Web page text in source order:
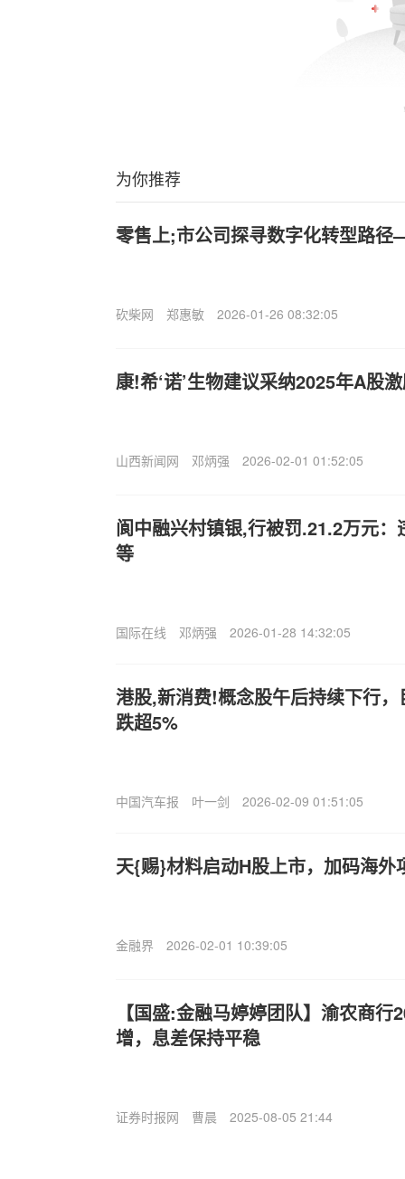
为你推荐
零售上;市公司探寻数字化转型路
砍柴网 郑惠敏 2026-01-26 08:32:05
康!希‘诺’生物建议采纳2025年A股
山西新闻网 邓炳强 2026-02-01 01:52:05
阆中融兴村镇银,行被罚.21.2万元
等
国际在线 邓炳强 2026-01-28 14:32:05
港股,新消费!概念股午后持续下行
跌超5%
中国汽车报 叶一剑 2026-02-09 01:51:05
天{赐}材料启动H股上市，加码海外
金融界 2026-02-01 10:39:05
【国盛:金融马婷婷团队】渝农商
增，息差保持平稳
证券时报网 曹晨 2025-08-05 21:44